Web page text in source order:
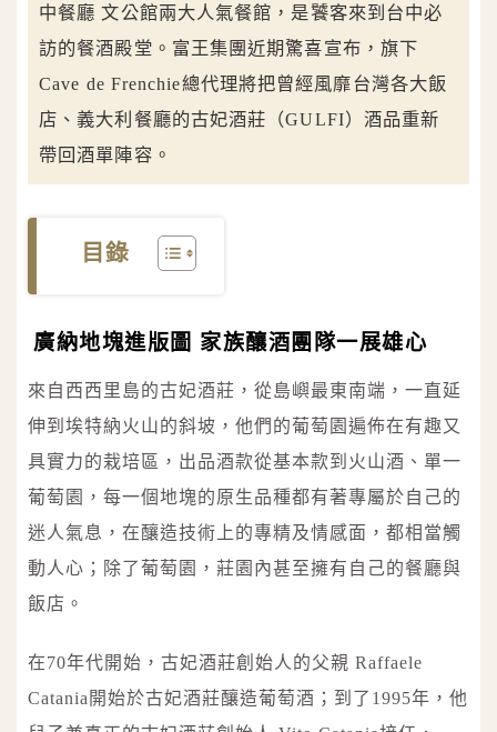
中餐廳 文公館兩大人氣餐館，是饕客來到台中必
訪的餐酒殿堂。富王集團近期驚喜宣布，旗下
Cave de Frenchie總代理將把曾經風靡台灣各大飯
店、義大利餐廳的古妃酒莊（GULFI）酒品重新
帶回酒單陣容。
目錄
廣納地塊進版圖 家族釀酒團隊一展雄心
來自西西里島的古妃酒莊，從島嶼最東南端，一直延
伸到埃特納火山的斜坡，他們的葡萄園遍佈在有趣又
具實力的栽培區，出品酒款從基本款到火山酒、單一
葡萄園，每一個地塊的原生品種都有著專屬於自己的
迷人氣息，在釀造技術上的專精及情感面，都相當觸
動人心；除了葡萄園，莊園內甚至擁有自己的餐廳與
飯店。
在70年代開始，古妃酒莊創始人的父親 Raffaele
Catania開始於古妃酒莊釀造葡萄酒；到了1995年，他